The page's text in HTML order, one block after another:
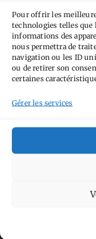
Pour offrir les
technologies telles que
informations des
nous permettra de
navigation ou les ID
ou de retirer son
certaines
Gérer les services
Pas de
Fondé(e) sur
Anti